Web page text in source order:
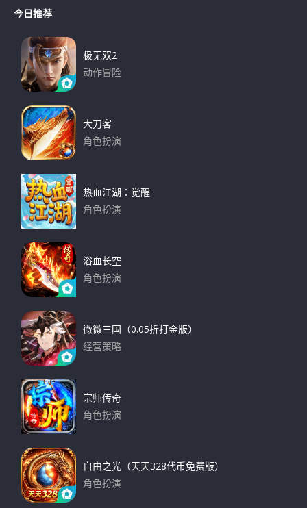
r
今日推荐
极无双2
动作冒险
大刀客
角色扮演
热血江湖：觉醒
角色扮演
浴血长空
角色扮演
微微三国（0.05折打金版）
经营策略
宗师传奇
角色扮演
自由之光（天天328代币免费版）
角色扮演